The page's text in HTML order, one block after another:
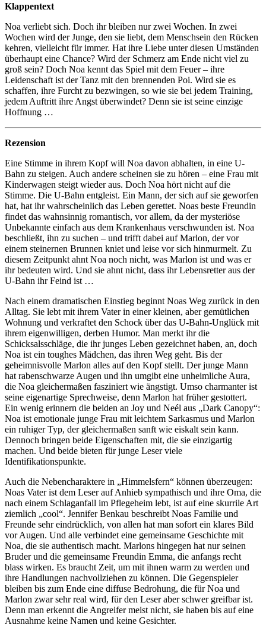
Klappentext
Noa verliebt sich. Doch ihr bleiben nur zwei Wochen. In zwei
Wochen wird der Junge, den sie liebt, dem Menschsein den Rücken
kehren, vielleicht für immer. Hat ihre Liebe unter diesen Umständen
überhaupt eine Chance? Wird der Schmerz am Ende nicht viel zu
groß sein? Doch Noa kennt das Spiel mit dem Feuer – ihre
Leidenschaft ist der Tanz mit den brennenden Poi. Wird sie es
schaffen, ihre Furcht zu bezwingen, so wie sie bei jedem Training,
jedem Auftritt ihre Angst überwindet? Denn sie ist seine einzige
Hoffnung …
Rezension
Eine Stimme in ihrem Kopf will Noa davon abhalten, in eine U-
Bahn zu steigen. Auch andere scheinen sie zu hören – eine Frau mit
Kinderwagen steigt wieder aus. Doch Noa hört nicht auf die
Stimme. Die U-Bahn entgleist. Ein Mann, der sich auf sie geworfen
hat, hat ihr wahrscheinlich das Leben gerettet. Noas beste Freundin
findet das wahnsinnig romantisch, vor allem, da der mysteriöse
Unbekannte einfach aus dem Krankenhaus verschwunden ist. Noa
beschließt, ihn zu suchen – und trifft dabei auf Marlon, der vor
einem steinernen Brunnen kniet und leise vor sich hinmurmelt. Zu
diesem Zeitpunkt ahnt Noa noch nicht, was Marlon ist und was er
ihr bedeuten wird. Und sie ahnt nicht, dass ihr Lebensretter aus der
U-Bahn ihr Feind ist …
Nach einem dramatischen Einstieg beginnt Noas Weg zurück in den
Alltag. Sie lebt mit ihrem Vater in einer kleinen, aber gemütlichen
Wohnung und verkraftet den Schock über das U-Bahn-Unglück mit
ihrem eigenwilligen, derben Humor. Man merkt ihr die
Schicksalsschläge, die ihr junges Leben gezeichnet haben, an, doch
Noa ist ein toughes Mädchen, das ihren Weg geht. Bis der
geheimnisvolle Marlon alles auf den Kopf stellt. Der junge Mann
hat rabenschwarze Augen und ihn umgibt eine unheimliche Aura,
die Noa gleichermaßen fasziniert wie ängstigt. Umso charmanter ist
seine eigenartige Sprechweise, denn Marlon hat früher gestottert.
Ein wenig erinnern die beiden an Joy und Neél aus „Dark Canopy“:
Noa ist emotionale junge Frau mit leichtem Sarkasmus und Marlon
ein ruhiger Typ, der gleichermaßen sanft wie eiskalt sein kann.
Dennoch bringen beide Eigenschaften mit, die sie einzigartig
machen. Und beide bieten für junge Leser viele
Identifikationspunkte.
Auch die Nebencharaktere in „Himmelsfern“ können überzeugen:
Noas Vater ist dem Leser auf Anhieb sympathisch und ihre Oma, die
nach einem Schlaganfall im Pflegeheim lebt, ist auf eine skurrile Art
ziemlich „cool“. Jennifer Benkau beschreibt Noas Familie und
Freunde sehr eindrücklich, von allen hat man sofort ein klares Bild
vor Augen. Und alle verbindet eine gemeinsame Geschichte mit
Noa, die sie authentisch macht. Marlons hingegen hat nur seinen
Bruder und die gemeinsame Freundin Emma, die anfangs recht
blass wirken. Es braucht Zeit, um mit ihnen warm zu werden und
ihre Handlungen nachvollziehen zu können. Die Gegenspieler
bleiben bis zum Ende eine diffuse Bedrohung, die für Noa und
Marlon zwar sehr real wird, für den Leser aber schwer greifbar ist.
Denn man erkennt die Angreifer meist nicht, sie haben bis auf eine
Ausnahme keine Namen und keine Gesichter.